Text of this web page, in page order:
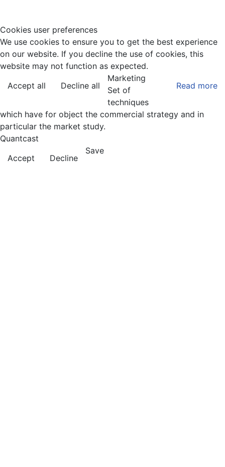
Cookies user preferences
We use cookies to ensure you to get the best experience
on our website. If you decline the use of cookies, this
website may not function as expected.
Accept all
Decline all Read more
Marketing
Set of
techniques
which have for object the commercial strategy and in
particular the market study.
Quantcast
Accept
Decline
Save